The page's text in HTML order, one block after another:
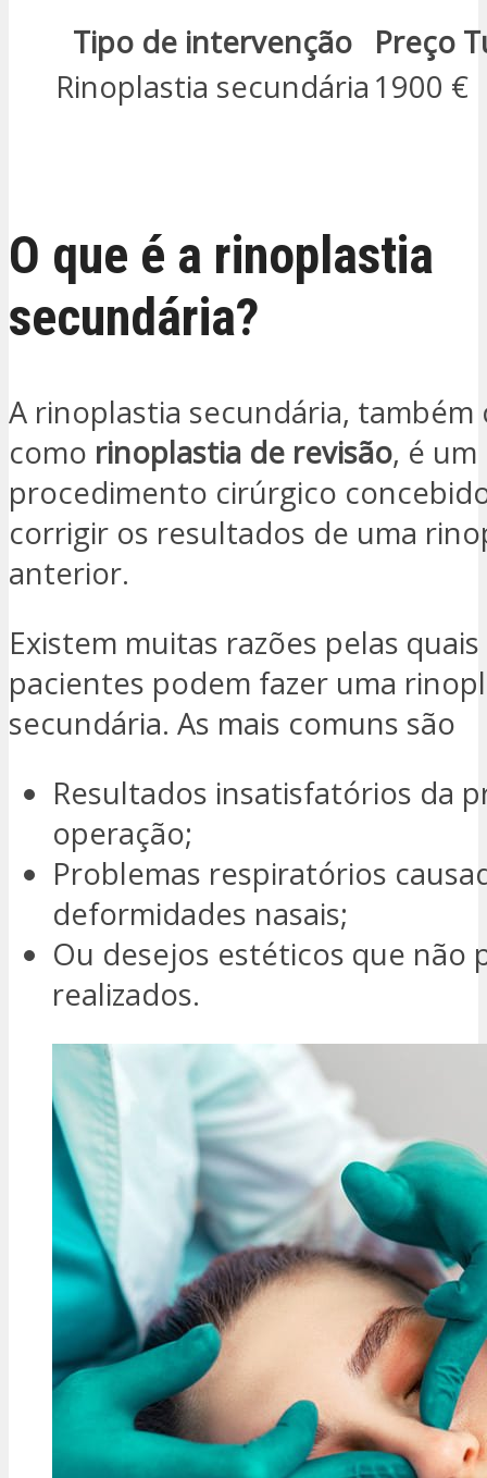
Tipo de intervenção
Preço
Rinoplastia secundária 1900 €
O que é a rinoplastia
secundária?
A rinoplastia secundária, também
como rinoplastia de revisão, é um
procedimento cirúrgico
corrigir os resultados de uma
anterior.
Existem muitas razões pelas
pacientes podem fazer uma
secundária. As mais comuns são
Resultados insatisfatórios da
operação;
Problemas respiratórios
deformidades nasais;
Ou desejos estéticos que não
realizados.